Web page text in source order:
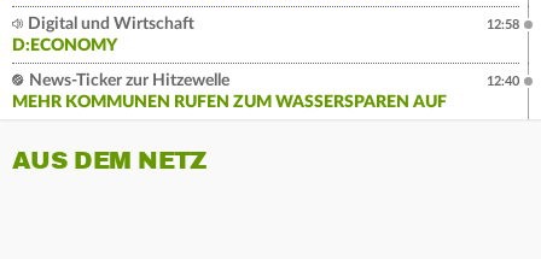
Digital und Wirtschaft
D:ECONOMY
12:58
News-Ticker zur Hitzewelle
MEHR KOMMUNEN RUFEN ZUM WASSERSPAREN AUF
12:40
AUS DEM NETZ